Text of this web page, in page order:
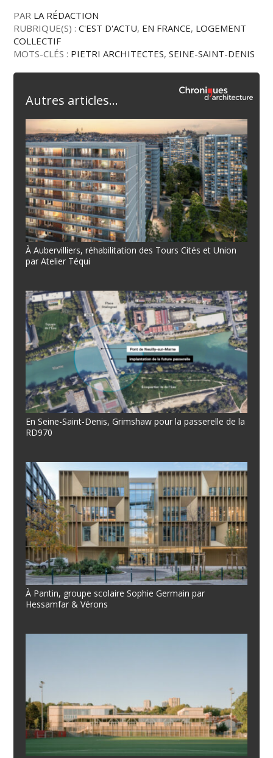
PAR LA RÉDACTION
RUBRIQUE(S) :C'EST D'ACTU, EN FRANCE, LOGEMENT
COLLECTIF
MOTS-CLÉS : PIETRI ARCHITECTES,SEINE-SAINT-DENIS
Autres articles...
À Aubervilliers, réhabilitation des Tours Cités et Union
par Atelier Téqui
En Seine-Saint-Denis, Grimshaw pour la passerelle de la
RD970
À Pantin, groupe scolaire Sophie Germain par
Hessamfar & Vérons